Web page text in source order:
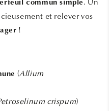
commun simple . Un
et relever vos
!
(Allium
crispum)